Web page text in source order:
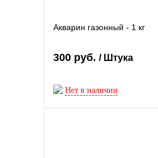
Акварин газонный - 1 кг
300 руб. / Штука
Нет в наличии